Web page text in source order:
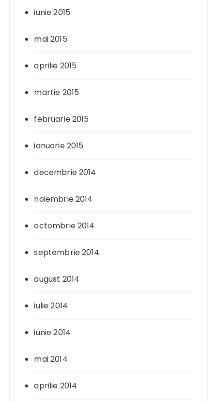
iunie 2015
mai 2015
aprilie 2015
martie 2015
februarie 2015
ianuarie 2015
decembrie 2014
noiembrie 2014
octombrie 2014
septembrie 2014
august 2014
iulie 2014
iunie 2014
mai 2014
aprilie 2014